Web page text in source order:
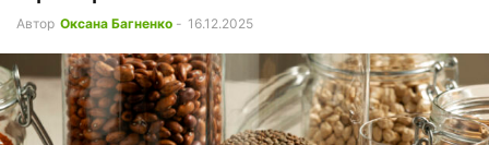
Автор Оксана Багненко - 16.12.2025